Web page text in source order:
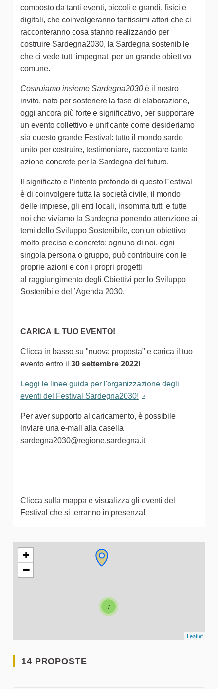
composto da tanti eventi, piccoli e grandi, fisici e
digitali, che coinvolgeranno tantissimi attori che ci
racconteranno cosa stanno realizzando per
costruire Sardegna2030, la Sardegna sostenibile
che ci vede tutti impegnati per un grande obiettivo
comune.
Costruiamo insieme Sardegna2030 è il nostro
invito, nato per sostenere la fase di elaborazione,
oggi ancora più forte e significativo, per supportare
un evento collettivo e unificante come desideriamo
sia questo grande Festival: tutto il mondo sardo
unito per costruire, testimoniare, raccontare tante
azione concrete per la Sardegna del futuro.
Il significato e l’intento profondo di questo Festival
è di coinvolgere tutta la società civile, il mondo
delle imprese, gli enti locali, insomma tutti e tutte
noi che viviamo la Sardegna ponendo attenzione ai
temi dello Sviluppo Sostenibile, con un obiettivo
molto preciso e concreto: ognuno di noi, ogni
singola persona o gruppo, può contribuire con le
proprie azioni e con i propri progetti
al raggiungimento degli Obiettivi per lo Sviluppo
Sostenibile dell’Agenda 2030.
CARICA IL TUO EVENTO!
Clicca in basso su "nuova proposta" e carica il tuo
evento entro il 30 settembre 2022!
Leggi le linee guida per l'organizzazione degli
eventi del Festival Sardegna2030!
Per aver supporto al caricamento, è possibile
inviare una e-mail alla casella
sardegna2030@regione.sardegna.it
Clicca sulla mappa e visualizza gli eventi del
Festival che si terranno in presenza!
L'elemento seguente è una mappa che presenta gli
7
+
−
Leaflet
14 PROPOSTE